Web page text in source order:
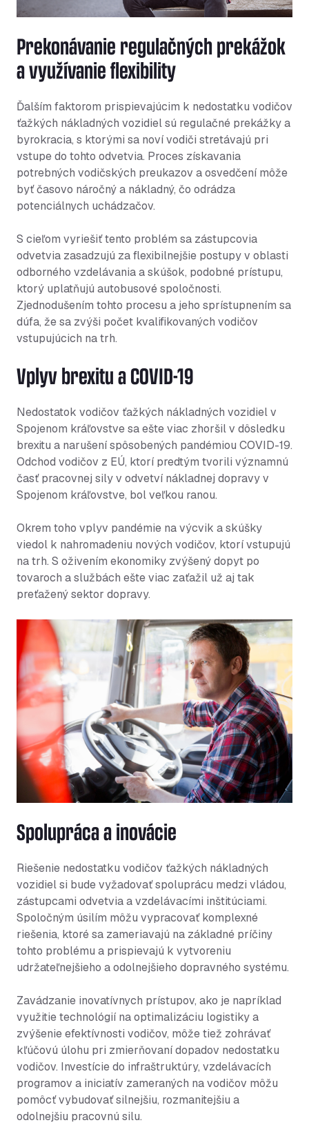
Prekonávanie regulačných prekážok
a využívanie flexibility
Ďalším faktorom prispievajúcim k nedostatku vodičov
ťažkých nákladných vozidiel sú regulačné prekážky a
byrokracia, s ktorými sa noví vodiči stretávajú pri
vstupe do tohto odvetvia. Proces získavania
potrebných vodičských preukazov a osvedčení môže
byť časovo náročný a nákladný, čo odrádza
potenciálnych uchádzačov.
S cieľom vyriešiť tento problém sa zástupcovia
odvetvia zasadzujú za flexibilnejšie postupy v oblasti
odborného vzdelávania a skúšok, podobné prístupu,
ktorý uplatňujú autobusové spoločnosti.
Zjednodušením tohto procesu a jeho sprístupnením sa
dúfa, že sa zvýši počet kvalifikovaných vodičov
vstupujúcich na trh.
Vplyv brexitu a COVID-19
Nedostatok vodičov ťažkých nákladných vozidiel v
Spojenom kráľovstve sa ešte viac zhoršil v dôsledku
brexitu a narušení spôsobených pandémiou COVID-19.
Odchod vodičov z EÚ, ktorí predtým tvorili významnú
časť pracovnej sily v odvetví nákladnej dopravy v
Spojenom kráľovstve, bol veľkou ranou.
Okrem toho vplyv pandémie na výcvik a skúšky
viedol k nahromadeniu nových vodičov, ktorí vstupujú
na trh. S oživením ekonomiky zvýšený dopyt po
tovaroch a službách ešte viac zaťažil už aj tak
preťažený sektor dopravy.
Spolupráca a inovácie
Riešenie nedostatku vodičov ťažkých nákladných
vozidiel si bude vyžadovať spoluprácu medzi vládou,
zástupcami odvetvia a vzdelávacími inštitúciami.
Spoločným úsilím môžu vypracovať komplexné
riešenia, ktoré sa zameriavajú na základné príčiny
tohto problému a prispievajú k vytvoreniu
udržateľnejšieho a odolnejšieho dopravného systému.
Zavádzanie inovatívnych prístupov, ako je napríklad
využitie technológií na optimalizáciu logistiky a
zvýšenie efektívnosti vodičov, môže tiež zohrávať
kľúčovú úlohu pri zmierňovaní dopadov nedostatku
vodičov. Investície do infraštruktúry, vzdelávacích
programov a iniciatív zameraných na vodičov môžu
pomôcť vybudovať silnejšiu, rozmanitejšiu a
odolnejšiu pracovnú silu.